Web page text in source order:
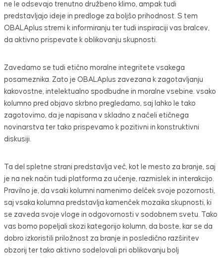
ne le odsevajo trenutno družbeno klimo, ampak tudi
predstavljajo ideje in predloge za boljšo prihodnost. S tem
OBALAplus stremi k informiranju ter tudi inspiraciji vas bralcev,
da aktivno prispevate k oblikovanju skupnosti.
Zavedamo se tudi etično moralne integritete vsakega
posameznika. Zato je OBALAplus zavezana k zagotavljanju
kakovostne, intelektualno spodbudne in moralne vsebine. vsako
kolumno pred objavo skrbno pregledamo, saj lahko le tako
zagotovimo, da je napisana v skladno z načeli etičnega
novinarstva ter tako prispevamo k pozitivni in konstruktivni
diskusiji.
Ta del spletne strani predstavlja več, kot le mesto za branje, saj
je na nek način tudi platforma za učenje, razmislek in interakcijo.
Pravilno je, da vsaki kolumni namenimo delček svoje pozornosti,
saj vsaka kolumna predstavlja kamenček mozaika skupnosti, ki
se zaveda svoje vloge in odgovornosti v sodobnem svetu. Tako
vas bomo popeljali skozi kategorijo kolumn, da boste, kar se da
dobro izkoristili priložnost za branje in posledično razširitev
obzorij ter tako aktivno sodelovali pri oblikovanju bolj